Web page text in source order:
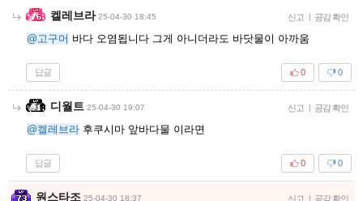
켈레브라 25-04-30 18:45 신고 | 공감 확인
@고구머 바다 오염됩니다 그게 아니더라도 바닷물이 아까움
답글 0
0
디월트 25-04-30 19:07 신고 | 공감 확인
@켈레브라 후쿠시마 앞바다물 이라면
답글 0
0
원스타조 25-04-30 18:37 신고 | 공감 확인